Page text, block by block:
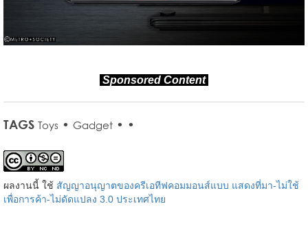
Sponsored Content
TAGS Toys • Gadget • •
ผลงานนี้ ใช้ สัญญาอนุญาตของครีเอทีฟคอมมอนส์แบบ แสดงที่มา-ไม่ใช้
เพื่อการค้า-ไม่ดัดแปลง 3.0 ประเทศไทย